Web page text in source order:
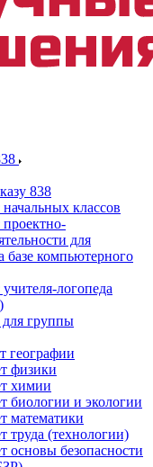
838
классов
для
базе компьютерного
логопеда
для группы
географии
физики
химии
биологии и экологии
математики
труда (технологии)
основы безопасности